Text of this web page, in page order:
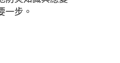
一步。